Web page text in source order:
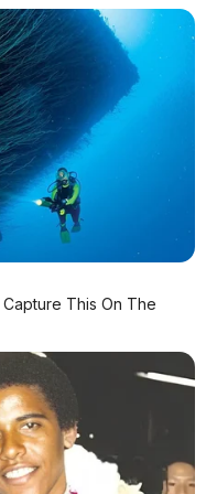
listrik masih
laga antar
kWh
EV– butuh
Contoh
berbicara soal
Dengan
Elec City
Macan
This On The